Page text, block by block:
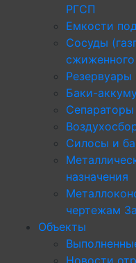
РГСП
Емкости
Сосуды
Баки-
Сепараторы
Силосы и
назначения
чертежам
Объекты
Новости